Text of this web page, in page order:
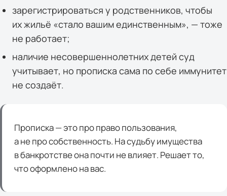
зарегистрироваться у родственников, чтобы
их жильё «стало вашим единственным», — тоже
не работает;
наличие несовершеннолетних детей суд
учитывает, но прописка сама по себе иммунитет
не создаёт.
Прописка — это про право пользования,
а не про собственность. На судьбу имущества
в банкротстве она почти не влияет. Решает то,
что оформлено на вас.